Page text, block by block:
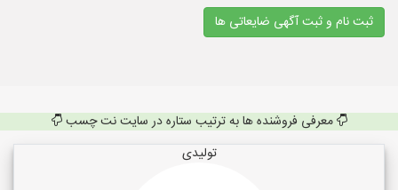
ثبت نام و ثبت آگهی ضایعاتی ها
معرفی فروشنده ها به ترتیب ستاره در سایت نت چسب
تولیدی